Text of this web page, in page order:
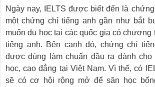
Ngày nay, IELTS được biết đến là
một chứng chỉ tiếng anh gần như bắt
muốn du học tại các quốc gia có chương
tiếng anh. Bên cạnh đó, chứng chỉ
được dùng làm chuẩn đầu ra dành cho
học, cao đẳng tại Việt Nam. Vì thế, có
sẽ có cơ hội rộng mở để săn học